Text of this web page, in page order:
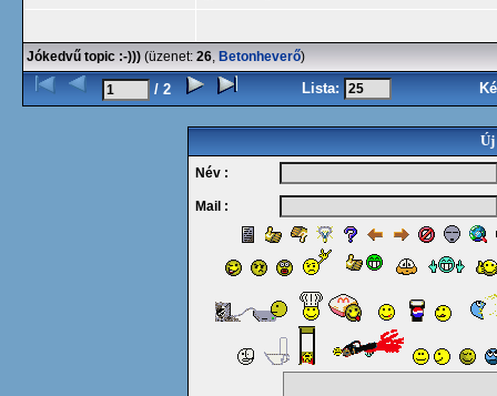
Jókedvű topic :-))) (üzenet: 26, Betonheverő)
/ 2 Lista:
Új
Név :
Mail :